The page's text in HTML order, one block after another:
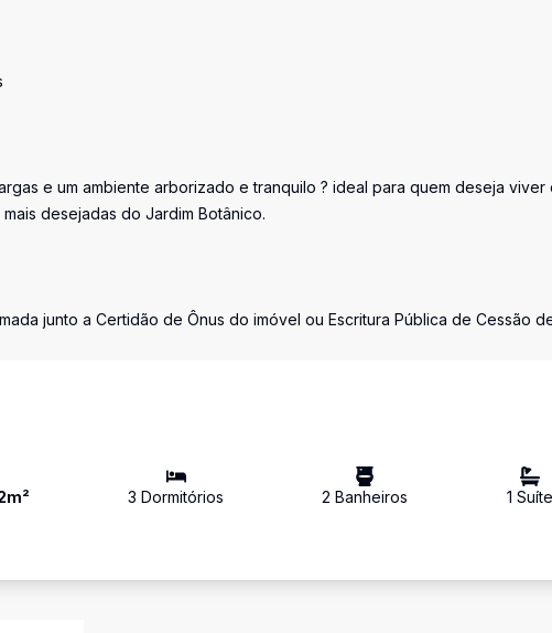
e um ambiente arborizado e tranquilo ? ideal para quem deseja viver
desejadas do Jardim Botânico.
junto a Certidão de Ônus do imóvel ou Escritura Pública de Cessão
m² 3 Dormitórios 2 Banheiros 1 Suíte